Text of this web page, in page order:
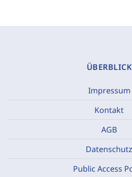
ÜBERBLICK
Impressum
Kontakt
AGB
Datenschutz
Public Access